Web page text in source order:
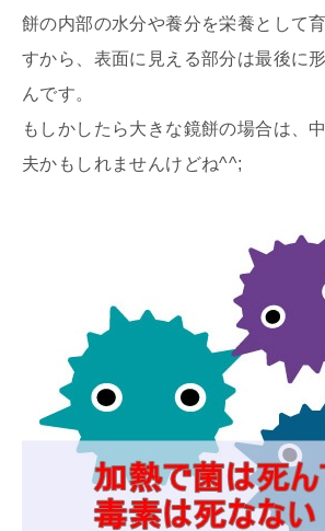
餅の内部の水分や養分を栄養として
すから、表面に見える部分は最後に
んです。
もしかしたら大きな鏡餅の場合は、
夫かもしれませんけどね^^;